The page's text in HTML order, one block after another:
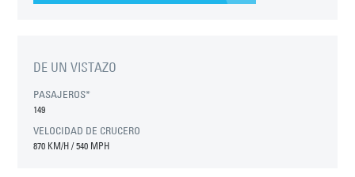
DE UN VISTAZO
PASAJEROS*
149
VELOCIDAD DE CRUCERO
870 KM/H / 540 MPH